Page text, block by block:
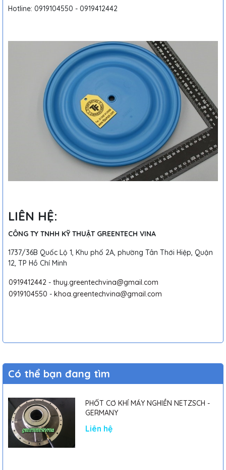
Hotline: 0919104550 - 0919412442
LIÊN HỆ:
CÔNG TY TNHH KỸ THUẬT GREENTECH VINA
1737/36B Quốc Lộ 1, Khu phố 2A, phường Tân Thới Hiệp, Quận
12, TP Hồ Chí Minh
0919412442 - thuy.greentechvina@gmail.com
0919104550 - khoa.greentechvina@gmail.com
Có thể bạn đang tìm
PHỐT CƠ KHÍ MÁY NGHIỀN NETZSCH -
GERMANY
Liên hệ